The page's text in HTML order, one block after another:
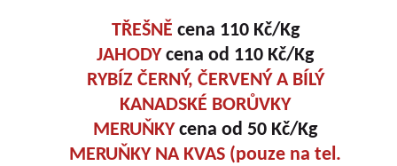
TŘEŠNĚ cena 110 Kč/Kg
JAHODYcena od 110 Kč/Kg
RYBÍZ ČERNÝ, ČERVENÝ A BÍLÝ
KANADSKÉ BORŮVKY
MERUŇKYcena od 50 Kč/Kg
MERUŇKY NA KVAS (pouze na tel.